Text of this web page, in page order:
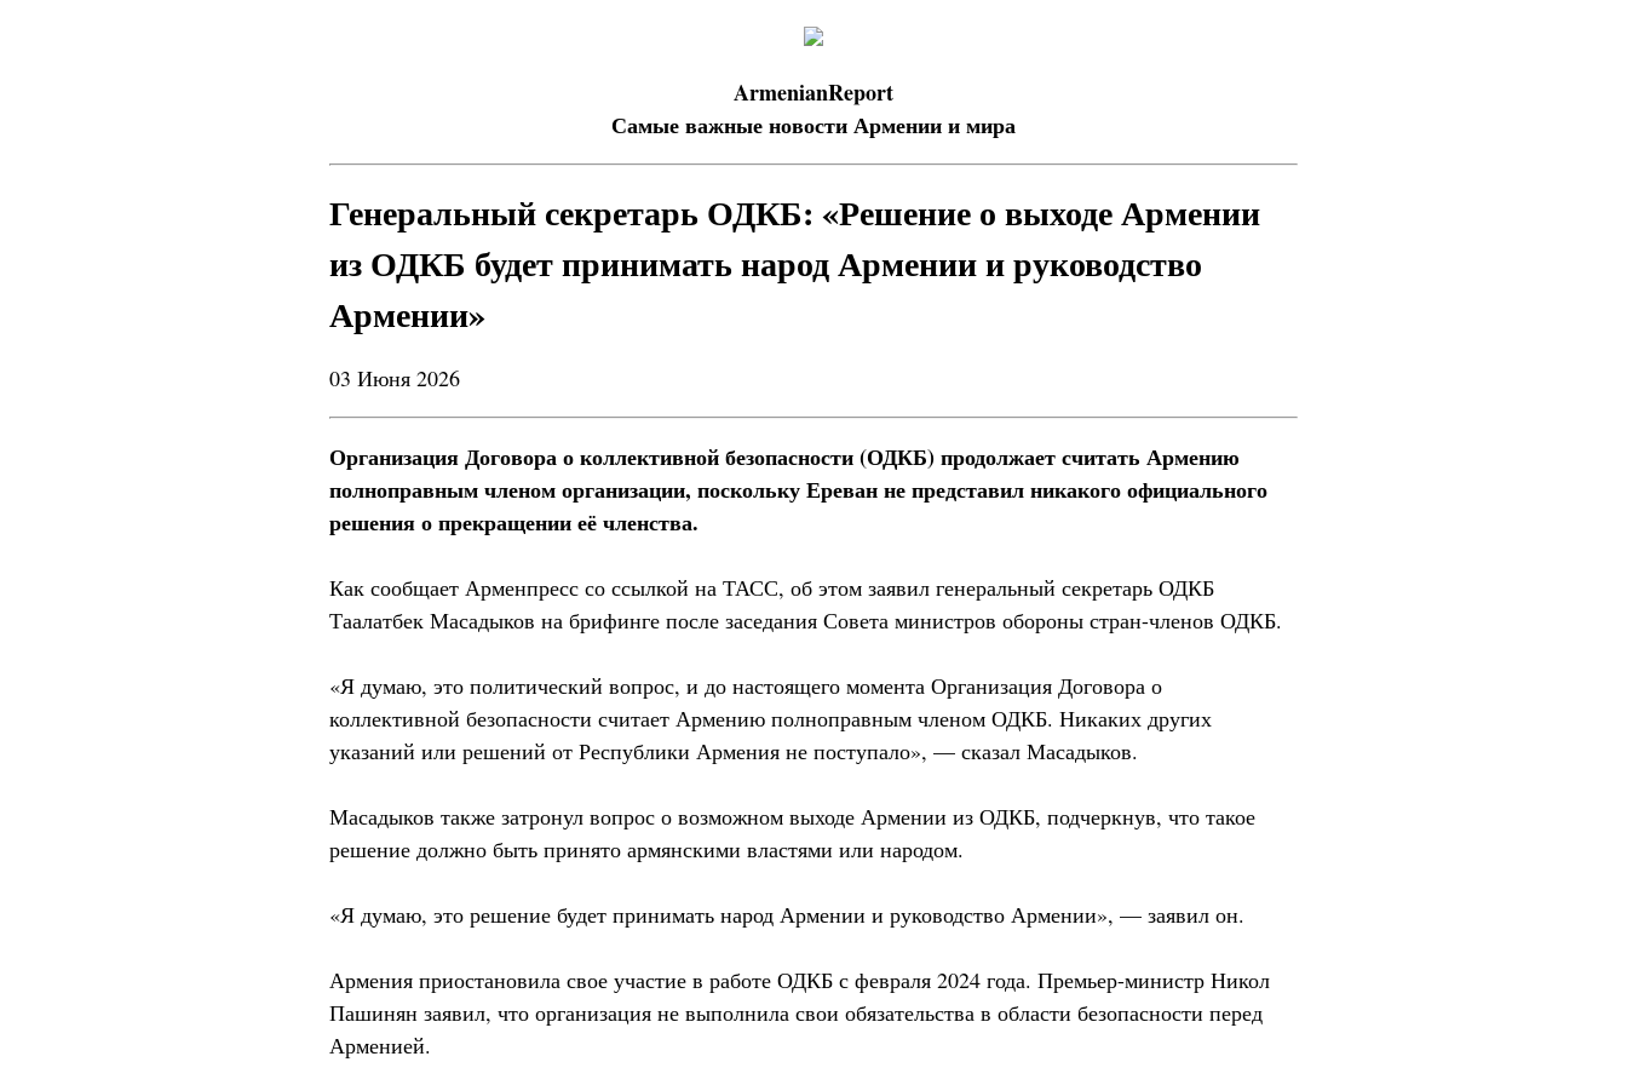
ArmenianReport
Самые важные новости Армении и мира
Генеральный секретарь ОДКБ: «Решение о выходе Армении
из ОДКБ будет принимать народ Армении и руководство
Армении»
03 Июня 2026
Организация Договора о коллективной безопасности (ОДКБ) продолжает считать Армению
полноправным членом организации, поскольку Ереван не представил никакого официального
решения о прекращении её членства.
Как сообщает Арменпресс со ссылкой на ТАСС, об этом заявил генеральный секретарь ОДКБ
Таалатбек Масадыков на брифинге после заседания Совета министров обороны стран-членов ОДКБ.
«Я думаю, это политический вопрос, и до настоящего момента Организация Договора о
коллективной безопасности считает Армению полноправным членом ОДКБ. Никаких других
указаний или решений от Республики Армения не поступало», — сказал Масадыков.
Масадыков также затронул вопрос о возможном выходе Армении из ОДКБ, подчеркнув, что такое
решение должно быть принято армянскими властями или народом.
«Я думаю, это решение будет принимать народ Армении и руководство Армении», — заявил он.
Армения приостановила свое участие в работе ОДКБ с февраля 2024 года. Премьер-министр Никол
Пашинян заявил, что организация не выполнила свои обязательства в области безопасности перед
Арменией.